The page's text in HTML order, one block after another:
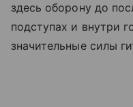
здесь оборону до
подступах и внутри
значительные силы